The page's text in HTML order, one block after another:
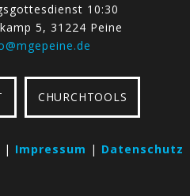
10:30
5, 31224 Peine
CHURCHTOOLS
| Impressum | Datenschutz